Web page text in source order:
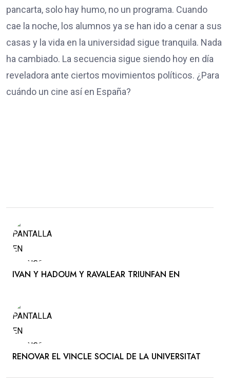
pancarta, solo hay humo, no un programa. Cuando
cae la noche, los alumnos ya se han ido a cenar a sus
casas y la vida en la universidad sigue tranquila. Nada
ha cambiado. La secuencia sigue siendo hoy en día
reveladora ante ciertos movimientos políticos. ¿Para
cuándo un cine así en España?
IVAN Y HADOUM Y RAVALEAR TRIUNFAN EN
RENOVAR EL VINCLE SOCIAL DE LA UNIVERSITAT